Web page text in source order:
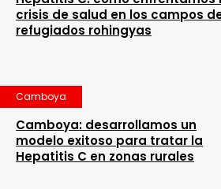
crisis de salud en los campos
refugiados rohingyas
Camboya
Camboya: desarrollamos un
modelo exitoso para tratar la
Hepatitis C en zonas rurales